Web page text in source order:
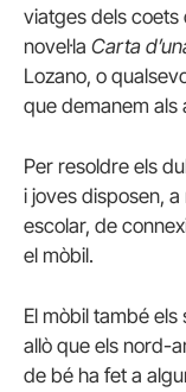
viatges dels coets
novel·la Carta
Lozano, o
que demanem als
Per resoldre els
i joves disposen,
escolar, de
el mòbil.
El mòbil també
allò que els nord-
de bé ha fet a